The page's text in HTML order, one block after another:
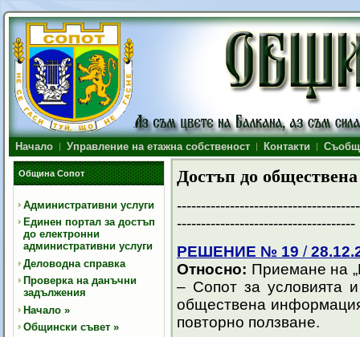
Начало Управление на етажна собственост Контакти
Община Сопот
Административни услуги
Единен портал за достъп
до електронни
административни услуги
Деловодна справка
Проверка на данъчни
задължения
Начало »
Общински съвет »
Достъп до
-------------------------------------
РЕШЕНИЕ № 19 /
Относно: Приемане на
– Сопот за условията
обществена
повторно ползване.